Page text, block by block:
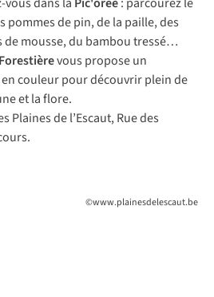
pommes de pin, de la paille, des
de mousse, du bambou tressé…
vous propose un
couleur pour découvrir plein de
et la flore.
Plaines de l’Escaut, Rue des
©www.plainesdelescaut.be